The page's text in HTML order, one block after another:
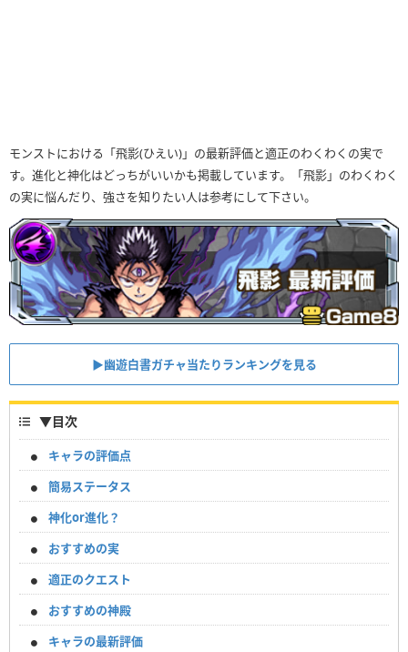
モンストにおける「飛影(ひえい)」の最新評価と適正のわくわくの実で
す。進化と神化はどっちがいいかも掲載しています。「飛影」のわくわく
の実に悩んだり、強さを知りたい人は参考にして下さい。
▶幽遊白書ガチャ当たりランキングを見る
▼目次
キャラの評価点
簡易ステータス
神化or進化？
おすすめの実
適正のクエスト
おすすめの神殿
キャラの最新評価